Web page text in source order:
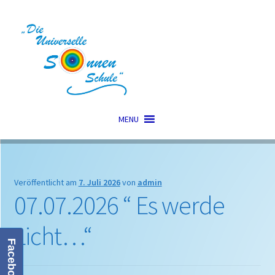
Zur
Navigation
springen
Zum
Inhalt
springen
MENU
Veröffentlicht am 7. Juli 2026von admin
07.07.2026 “ Es werde
Licht…“
Facebook